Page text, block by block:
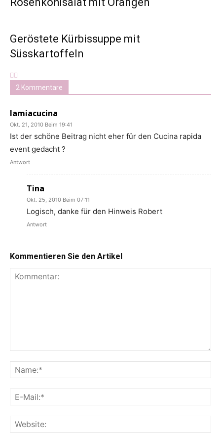
Geröstete Kürbissuppe mit
Süsskartoffeln
2 Kommentare
lamiacucina
Okt. 21, 2010 Beim 19:41
Ist der schöne Beitrag nicht eher für den Cucina rapida
event gedacht ?
Antwort
Tina
Okt. 25, 2010 Beim 07:11
Logisch, danke für den Hinweis Robert
Antwort
Kommentieren Sie den Artikel